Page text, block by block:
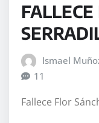
Ismael
11
Fallece Flor